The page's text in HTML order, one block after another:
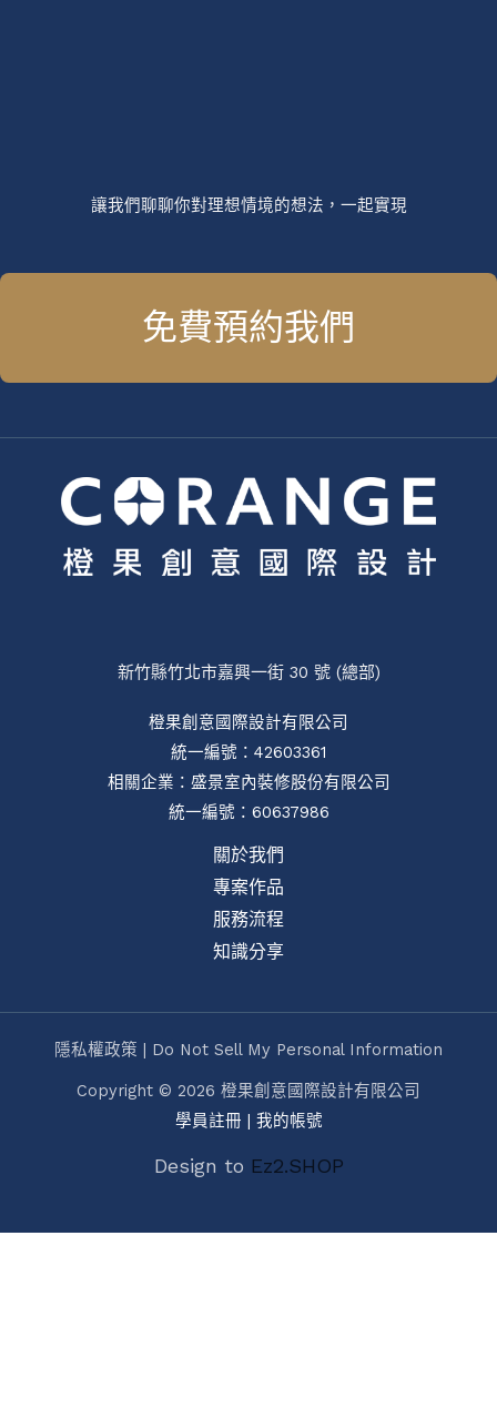
讓我們聊聊你對理想情境的想法，一起實現
免費預約我們
新竹縣竹北市嘉興一街 30 號 (總部)
橙果創意國際設計有限公司
統一編號：42603361
相關企業： 盛景室內裝修股份有限公司
統一編號：60637986
關於我們
專案作品
服務流程
知識分享
隱私權政策 | Do Not Sell My Personal Information
Copyright © 2026 橙果創意國際設計有限公司
學員註冊 | 我的帳號
Design to Ez2.SHOP